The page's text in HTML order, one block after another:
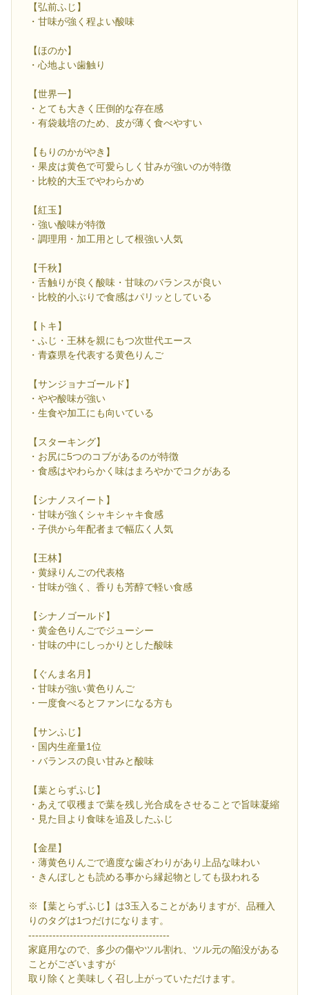
【弘前ふじ】
・甘味が強く程よい酸味
【ほのか】
・心地よい歯触り
【世界一】
・とても大きく圧倒的な存在感
・有袋栽培のため、皮が薄く食べやすい
【もりのかがやき】
・果皮は黄色で可愛らしく甘みが強いのが特徴
・比較的大玉でやわらかめ
【紅玉】
・強い酸味が特徴
・調理用・加工用として根強い人気
【千秋】
・舌触りが良く酸味・甘味のバランスが良い
・比較的小ぶりで食感はパリッとしている
【トキ】
・ふじ・王林を親にもつ次世代エース
・青森県を代表する黄色りんご
【サンジョナゴールド】
・やや酸味が強い
・生食や加工にも向いている
【スターキング】
・お尻に5つのコブがあるのが特徴
・食感はやわらかく味はまろやかでコクがある
【シナノスイート】
・甘味が強くシャキシャキ食感
・子供から年配者まで幅広く人気
【王林】
・黄緑りんごの代表格
・甘味が強く、香りも芳醇で軽い食感
【シナノゴールド】
・黄金色りんごでジューシー
・甘味の中にしっかりとした酸味
【ぐんま名月】
・甘味が強い黄色りんご
・一度食べるとファンになる方も
【サンふじ】
・国内生産量1位
・バランスの良い甘みと酸味
【葉とらずふじ】
・あえて収穫まで葉を残し光合成をさせることで旨味凝縮
・見た目より食味を追及したふじ
【金星】
・薄黄色りんごで適度な歯ざわりがあり上品な味わい
・きんぼしとも読める事から縁起物としても扱われる
※【葉とらずふじ】は3玉入ることがありますが、品種入
りのタグは1つだけになります。
-----------------------------------------
家庭用なので、多少の傷やツル割れ、ツル元の陥没がある
ことがございますが
取り除くと美味しく召し上がっていただけます。